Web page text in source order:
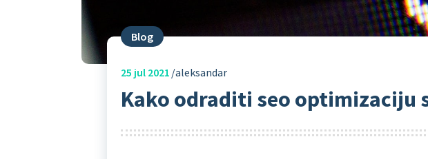
Blog
25 jul 2021 aleksandar
Kako odraditi seo optimizaciju